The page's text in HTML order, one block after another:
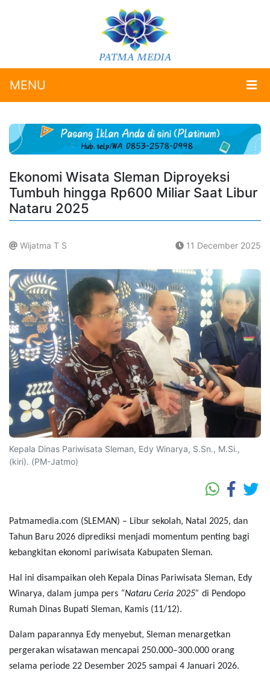
MENU
Ekonomi Wisata Sleman Diproyeksi
Tumbuh hingga Rp600 Miliar Saat Libur
Nataru 2025
Wijatma T S 11 December 2025
Kepala Dinas Pariwisata Sleman, Edy Winarya, S.Sn., M.Si.,
(kiri). (PM-Jatmo)
Patmamedia.com (SLEMAN) – Libur sekolah, Natal 2025, dan
Tahun Baru 2026 diprediksi menjadi momentum penting bagi
kebangkitan ekonomi pariwisata Kabupaten Sleman.
Hal ini disampaikan oleh Kepala Dinas Pariwisata Sleman, Edy
Winarya, dalam jumpa pers “Nataru Ceria 2025” di Pendopo
Rumah Dinas Bupati Sleman, Kamis (11/12).
Dalam paparannya Edy menyebut, Sleman menargetkan
pergerakan wisatawan mencapai 250.000–300.000 orang
selama periode 22 Desember 2025 sampai 4 Januari 2026.